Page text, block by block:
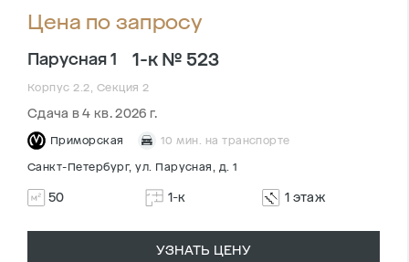
Цена по запросу
Парусная 1 1-к № 523
Корпус 2.2, Секция 2
Сдача в 4 кв. 2026 г.
Приморская 10 мин. на транспорте
Санкт-Петербург, ул. Парусная, д. 1
50 1-к 1 этаж
УЗНАТЬ ЦЕНУ